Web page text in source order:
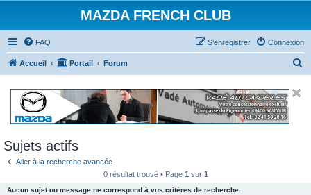
MAZDA FRENCH CLUB
FAQ Connexion
S’enregistrer
Accueil Portail Forum
Sujets actifs
Aller à la recherche avancée
0 résultat trouvé • Page 1 sur 1
Aucun sujet ou message ne correspond à vos critères de recherche.